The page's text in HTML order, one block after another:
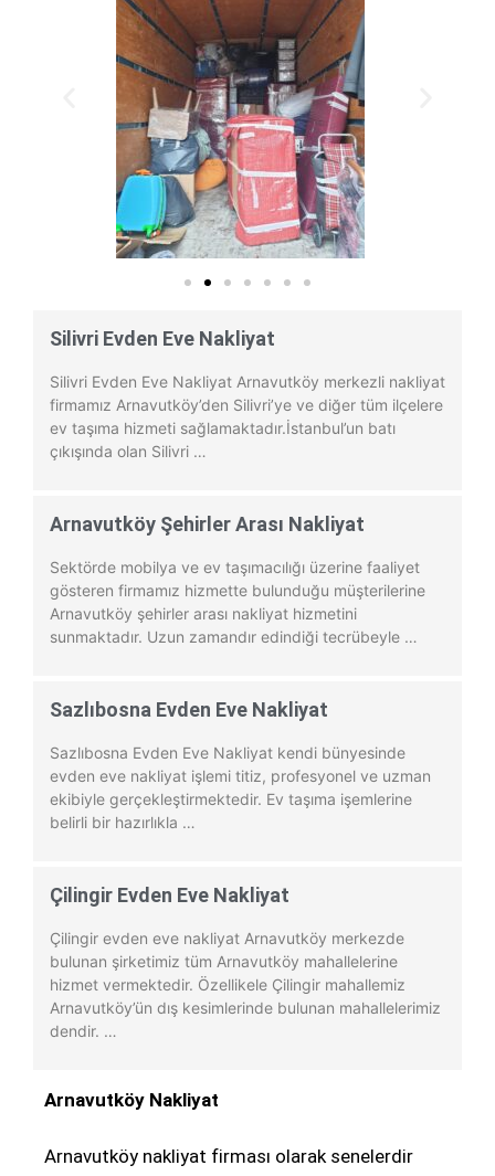
Silivri Evden Eve Nakliyat
Silivri Evden Eve Nakliyat Arnavutköy merkezli nakliyat
firmamız Arnavutköy’den Silivri’ye ve diğer tüm ilçelere
ev taşıma hizmeti sağlamaktadır.İstanbul’un batı
çıkışında olan Silivri …
Arnavutköy Şehirler Arası Nakliyat
Sektörde mobilya ve ev taşımacılığı üzerine faaliyet
gösteren firmamız hizmette bulunduğu müşterilerine
Arnavutköy şehirler arası nakliyat hizmetini
sunmaktadır. Uzun zamandır edindiği tecrübeyle …
Sazlıbosna Evden Eve Nakliyat
Sazlıbosna Evden Eve Nakliyat kendi bünyesinde
evden eve nakliyat işlemi titiz, profesyonel ve uzman
ekibiyle gerçekleştirmektedir. Ev taşıma işemlerine
belirli bir hazırlıkla …
Çilingir Evden Eve Nakliyat
Çilingir evden eve nakliyat Arnavutköy merkezde
bulunan şirketimiz tüm Arnavutköy mahallelerine
hizmet vermektedir. Özellikele Çilingir mahallemiz
Arnavutköy’ün dış kesimlerinde bulunan mahallelerimiz
dendir. …
Arnavutköy Nakliyat
Arnavutköy nakliyat firması olarak senelerdir